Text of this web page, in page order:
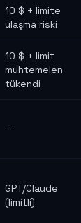
10 $ + limite
ulaşma riski
10 $ + limit
muhtemelen
tükendi
—
GPT/Claude
(limitli)